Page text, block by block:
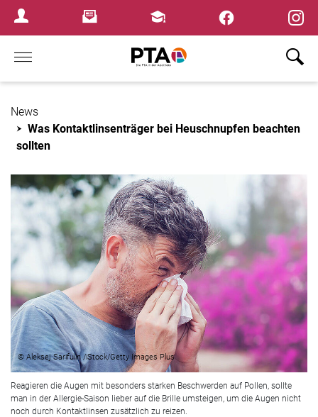
Login MenuNewsletterFortbildungen
Home
News
Was Kontaktlinsenträger bei Heuschnupfen beachten
sollten
© Aleksej Sarifulin /iStock/Getty Images Plus
Reagieren die Augen mit besonders starken Beschwerden auf Pollen, sollte
man in der Allergie-Saison lieber auf die Brille umsteigen, um die Augen nicht
noch durch Kontaktlinsen zusätzlich zu reizen.
×